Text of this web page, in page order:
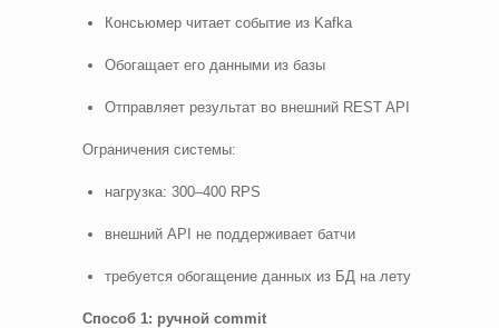
Консьюмер читает событие из Kafka
Обогащает его данными из базы
Отправляет результат во внешний REST API
Ограничения системы:
нагрузка: 300–400 RPS
внешний API не поддерживает батчи
требуется обогащение данных из БД на лету
Способ 1: ручной commit